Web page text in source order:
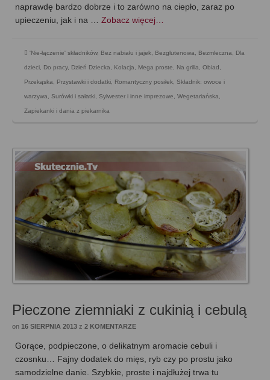
naprawdę bardzo dobrze i to zarówno na ciepło, zaraz po
upieczeniu, jak i na … Zobacz więcej…
'Nie-łączenie' składników, Bez nabiału i jajek Bezglutenowa Bezmleczna Dla
dzieci Do pracy, Dzień Dziecka Kolacja Mega proste Na grilla Obiad
Przekąska Przystawki i dodatki Romantyczny posiłek Składnik: owoce i
warzywa Surówki i sałatki Sylwester i inne imprezowe Wegetariańska
Zapiekanki i dania z piekarnika
Pieczone ziemniaki z cukinią i cebulą
on 16 SIERPNIA 2013 z 2 KOMENTARZE
Gorące, podpieczone, o delikatnym aromacie cebuli i
czosnku… Fajny dodatek do mięs, ryb czy po prostu jako
samodzielne danie. Szybkie, proste i najdłużej trwa tu